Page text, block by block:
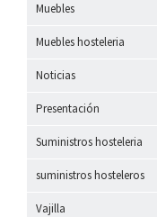
Muebles
Muebles hosteleria
Noticias
Presentación
Suministros hosteleria
suministros hosteleros
Vajilla